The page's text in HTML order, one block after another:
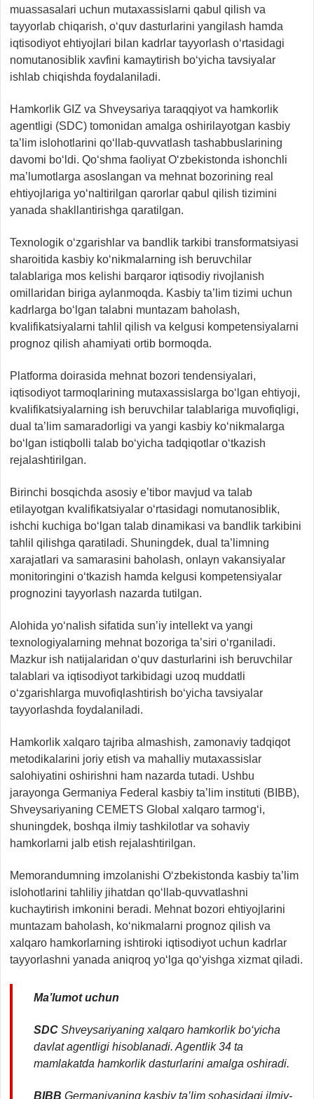
muassasalari uchun mutaxassislarni qabul qilish va
tayyorlab chiqarish, o‘quv dasturlarini yangilash hamda
iqtisodiyot ehtiyojlari bilan kadrlar tayyorlash o‘rtasidagi
nomutanosiblik xavfini kamaytirish bo‘yicha tavsiyalar
ishlab chiqishda foydalaniladi.
Hamkorlik GIZ va Shveysariya taraqqiyot va hamkorlik
agentligi (SDC) tomonidan amalga oshirilayotgan kasbiy
ta’lim islohotlarini qo‘llab-quvvatlash tashabbuslarining
davomi bo‘ldi. Qo‘shma faoliyat O‘zbekistonda ishonchli
ma’lumotlarga asoslangan va mehnat bozorining real
ehtiyojlariga yo‘naltirilgan qarorlar qabul qilish tizimini
yanada shakllantirishga qaratilgan.
Texnologik o‘zgarishlar va bandlik tarkibi transformatsiyasi
sharoitida kasbiy ko‘nikmalarning ish beruvchilar
talablariga mos kelishi barqaror iqtisodiy rivojlanish
omillaridan biriga aylanmoqda. Kasbiy ta’lim tizimi uchun
kadrlarga bo‘lgan talabni muntazam baholash,
kvalifikatsiyalarni tahlil qilish va kelgusi kompetensiyalarni
prognoz qilish ahamiyati ortib bormoqda.
Platforma doirasida mehnat bozori tendensiyalari,
iqtisodiyot tarmoqlarining mutaxassislarga bo‘lgan ehtiyoji,
kvalifikatsiyalarning ish beruvchilar talablariga muvofiqligi,
dual ta’lim samaradorligi va yangi kasbiy ko‘nikmalarga
bo‘lgan istiqbolli talab bo‘yicha tadqiqotlar o‘tkazish
rejalashtirilgan.
Birinchi bosqichda asosiy e’tibor mavjud va talab
etilayotgan kvalifikatsiyalar o‘rtasidagi nomutanosiblik,
ishchi kuchiga bo‘lgan talab dinamikasi va bandlik tarkibini
tahlil qilishga qaratiladi. Shuningdek, dual ta’limning
xarajatlari va samarasini baholash, onlayn vakansiyalar
monitoringini o‘tkazish hamda kelgusi kompetensiyalar
prognozini tayyorlash nazarda tutilgan.
Alohida yo‘nalish sifatida sun’iy intellekt va yangi
texnologiyalarning mehnat bozoriga ta’siri o‘rganiladi.
Mazkur ish natijalaridan o‘quv dasturlarini ish beruvchilar
talablari va iqtisodiyot tarkibidagi uzoq muddatli
o‘zgarishlarga muvofiqlashtirish bo‘yicha tavsiyalar
tayyorlashda foydalaniladi.
Hamkorlik xalqaro tajriba almashish, zamonaviy tadqiqot
metodikalarini joriy etish va mahalliy mutaxassislar
salohiyatini oshirishni ham nazarda tutadi. Ushbu
jarayonga Germaniya Federal kasbiy ta’lim instituti (BIBB),
Shveysariyaning CEMETS Global xalqaro tarmog‘i,
shuningdek, boshqa ilmiy tashkilotlar va sohaviy
hamkorlarni jalb etish rejalashtirilgan.
Memorandumning imzolanishi O‘zbekistonda kasbiy ta’lim
islohotlarini tahliliy jihatdan qo‘llab-quvvatlashni
kuchaytirish imkonini beradi. Mehnat bozori ehtiyojlarini
muntazam baholash, ko‘nikmalarni prognoz qilish va
xalqaro hamkorlarning ishtiroki iqtisodiyot uchun kadrlar
tayyorlashni yanada aniqroq yo‘lga qo‘yishga xizmat qiladi.
Ma’lumot uchun
SDC Shveysariyaning xalqaro hamkorlik bo‘yicha
davlat agentligi hisoblanadi. Agentlik 34 ta
mamlakatda hamkorlik dasturlarini amalga oshiradi.
BIBB Germaniyaning kasbiy ta’lim sohasidagi ilmiy-